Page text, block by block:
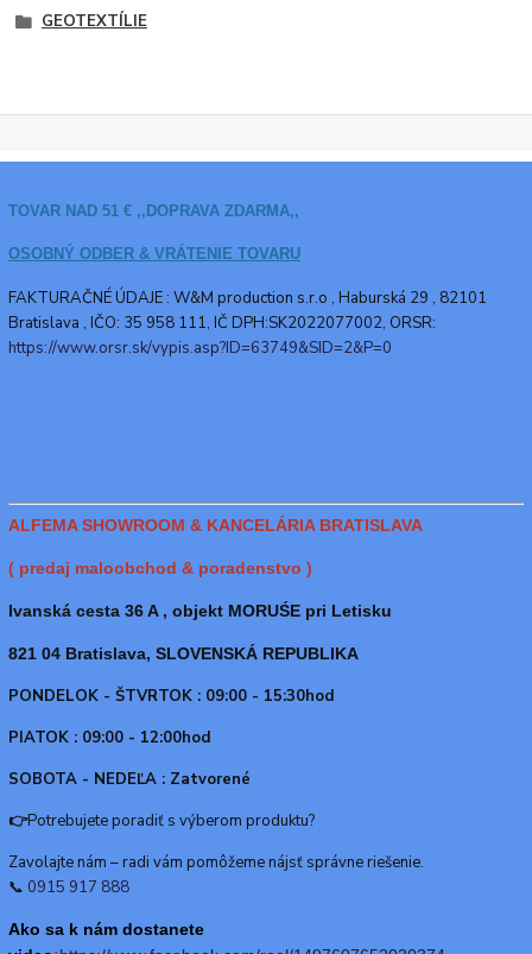
GEOTEXTÍLIE
TOVAR NAD 51 € ,,DOPRAVA ZDARMA,,
OSOBNÝ ODBER & VRÁTENIE TOVARU
FAKTURAČNÉ ÚDAJE : W&M production s.r.o , Haburská 29 , 82101
Bratislava , IČO: 35 958 111, IČ DPH:SK2022077002, ORSR:
https://www.orsr.sk/vypis.asp?ID=63749&SID=2&P=0
ALFEMA SHOWROOM & KANCELÁRIA BRATISLAVA
( predaj maloobchod & poradenstvo )
Ivanská cesta 36 A , objekt MORUŚE pri Letisku
821 04 Bratislava, SLOVENSKÁ REPUBLIKA
PONDELOK - ŠTVRTOK : 09:00 - 15:30hod
PIATOK : 09:00 - 12:00hod
SOBOTA - NEDEĽA : Zatvorené
👉Potrebujete poradiť s výberom produktu?
Zavolajte nám – radi vám pomôžeme nájsť správne riešenie.
📞 0915 917 888
Ako sa k nám dostanete